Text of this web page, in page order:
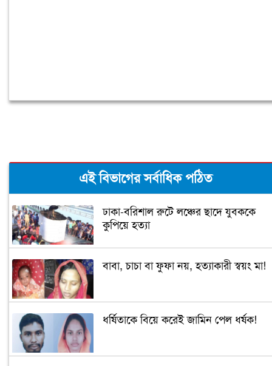
এই বিভাগের সর্বাধিক পঠিত
ঢাকা-বরিশাল রুটে লঞ্চের ছাদে যুবককে
কুপিয়ে হত্যা
বাবা, চাচা বা ফুফা নয়, হত্যাকারী স্বয়ং মা!
ধর্ষিতাকে বিয়ে করেই জামিন পেল ধর্ষক!